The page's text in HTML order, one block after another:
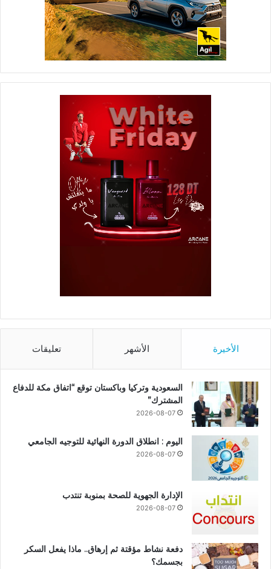
الأخيرة الأشهر تعليقات
السعودية وتركيا وباكستان توقع “اتفاق مكة للدفاع
المشترك”
2026-08-07
اليوم : انطلاق الدورة النهائية للتوجيه الجامعي
2026-08-07
الإدارة الجهوية للصحة بمنوبة تنتدب
2026-08-07
دفعة نشاط مؤقتة ثم إرهاق.. ماذا يفعل السكر
بجسمك؟